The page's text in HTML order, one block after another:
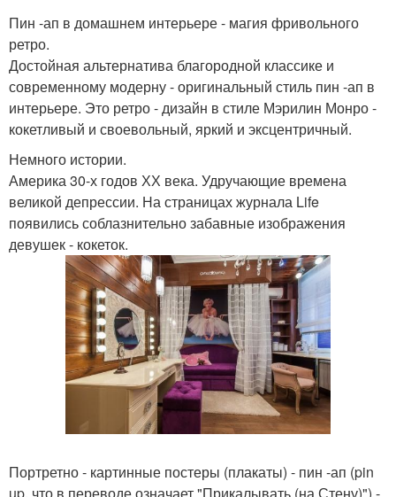
Пин -ап в домашнем интерьере - магия фривольного
ретро.
Достойная альтернатива благородной классике и
современному модерну - оригинальный стиль пин -ап в
интерьере. Это ретро - дизайн в стиле Мэрилин Монро -
кокетливый и своевольный, яркий и эксцентричный.
Немного истории.
Америка 30-х годов ХХ века. Удручающие времена
великой депрессии. На страницах журнала Life
появились соблазнительно забавные изображения
девушек - кокеток.
Портретно - картинные постеры (плакаты) - пин -ап (pin
up, что в переводе означает "Прикалывать (на Стену)") -